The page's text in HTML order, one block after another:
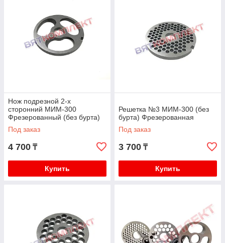
Нож подрезной 2-х
сторонний МИМ-300
Фрезерованный (без бурта)
Под заказ
4 700 ₸
Купить
Решетка №3 МИМ-300 (без
бурта) Фрезерованная
Под заказ
3 700 ₸
Купить